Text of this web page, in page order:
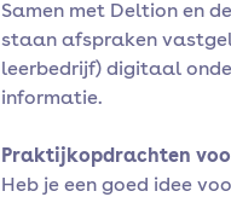
Samen met Deltion en
staan afspraken
leerbedrijf) digitaal
informatie.
Praktijkopdrachten
Heb je een goed idee